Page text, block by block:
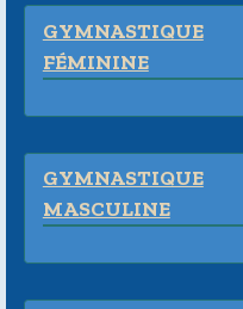
GYMNASTIQUE
FÉMININE
GYMNASTIQUE
MASCULINE